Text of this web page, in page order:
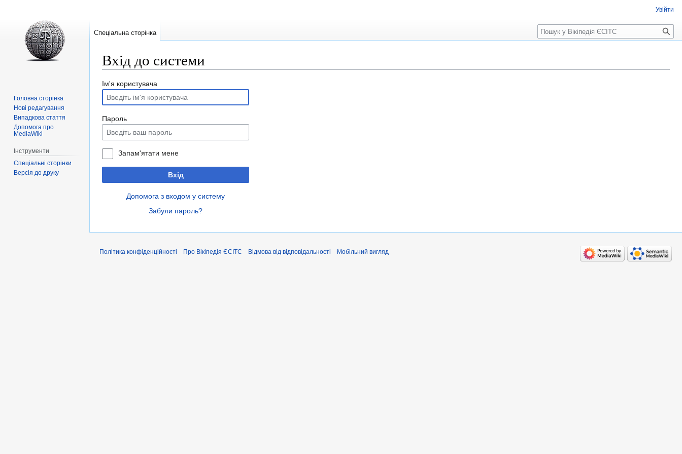
Вхід до системи
Перейти
до
навігації
Перейти
до
пошуку
Ім'я користувача
Пароль
Запам'ятати мене
Вхід
Допомога з входом у систему
Забули пароль?
Увійти
Спеціальна сторінка Пошук
Головна сторінка
Нові редагування
Випадкова стаття
Допомога про
MediaWiki
Інструменти
Спеціальні сторінки
Версія до друку
Політика конфіденційності Про Вікіпедія ЄСІТС Відмова від відповідальності Мобільний вигляд